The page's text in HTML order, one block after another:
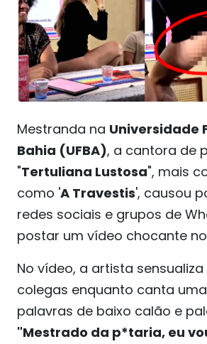
Mestranda na Universidade
Bahia (UFBA), a cantora de
"Tertuliana Lustosa", mais
como 'A Travestis', causou
redes sociais e grupos de
postar um vídeo chocante
No vídeo, a artista
colegas enquanto canta
palavras de baixo calão e
"Mestrado da p*taria, eu